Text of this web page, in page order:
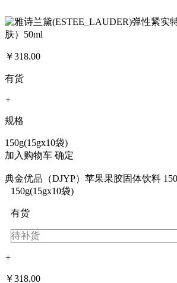
￥318.00
有货
+
规格
150g(15gx10袋)
加入购物车 确定
典金优品（DJYP）苹果果胶固体饮料
150g(15gx10袋)
有货
待补货
+
￥318.00